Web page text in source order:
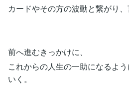
カードやその方の波動と繋がり
前へ進むきっかけに、
これからの人生の一助になるよ
いく。